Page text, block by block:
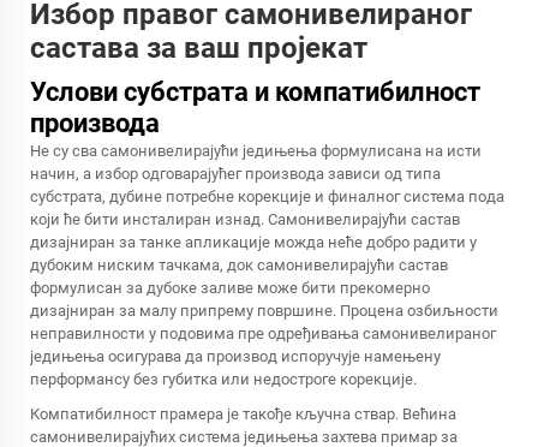
Избор правог самонивелираног
састава за ваш пројекат
Услови субстрата и компатибилност
производа
Не су сва самонивелирајући једињења формулисана на исти
начин, а избор одговарајућег производа зависи од типа
субстрата, дубине потребне корекције и финалног система пода
који ће бити инсталиран изнад. Самонивелирајући састав
дизајниран за танке апликације можда неће добро радити у
дубоким ниским тачкама, док самонивелирајући састав
формулисан за дубоке заливе може бити прекомерно
дизајниран за малу припрему површине. Процена озбиљности
неправилности у подовима пре одређивања самонивелираног
једињења осигурава да производ испоручује намењену
перформансу без губитка или недостроге корекције.
Компатибилност прамера је такође кључна ствар. Већина
самонивелирајућих система једињења захтева примар за